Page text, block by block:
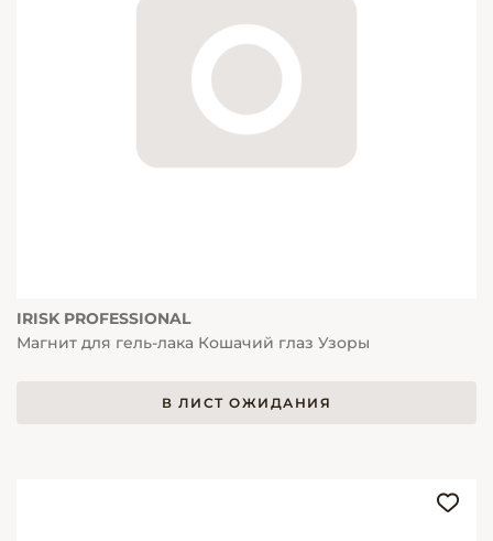
IRISK PROFESSIONAL
Магнит для гель-лака Кошачий глаз Узоры
В ЛИСТ ОЖИДАНИЯ